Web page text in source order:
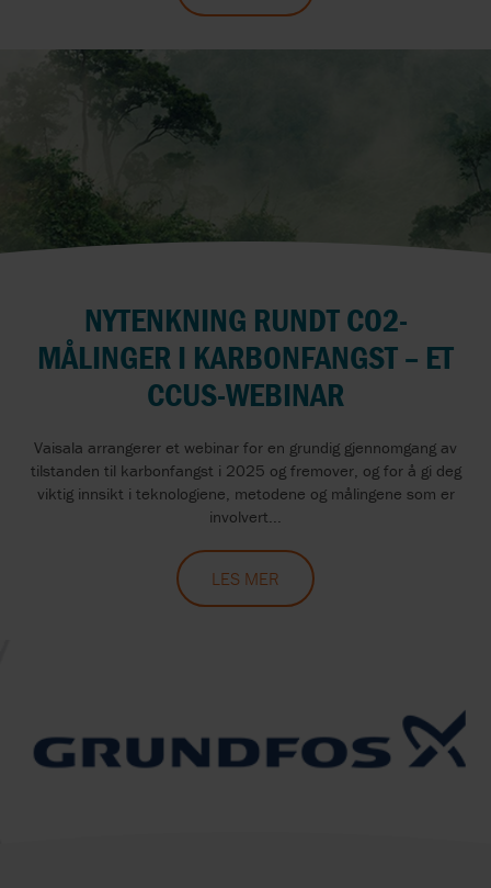
NYTENKNING RUNDT CO2-
MÅLINGER I KARBONFANGST – ET
CCUS-WEBINAR
Vaisala arrangerer et webinar for en grundig gjennomgang av
tilstanden til karbonfangst i 2025 og fremover, og for å gi deg
viktig innsikt i teknologiene, metodene og målingene som er
involvert...
LES MER